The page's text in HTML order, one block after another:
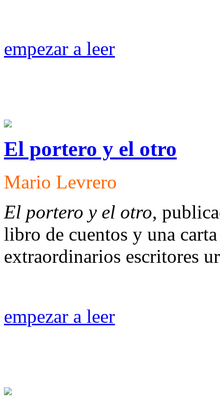
empezar a leer
El portero y el otro
Mario Levrero
El portero y el otro,
libro de cuentos y una
extraordinarios escritores
empezar a leer